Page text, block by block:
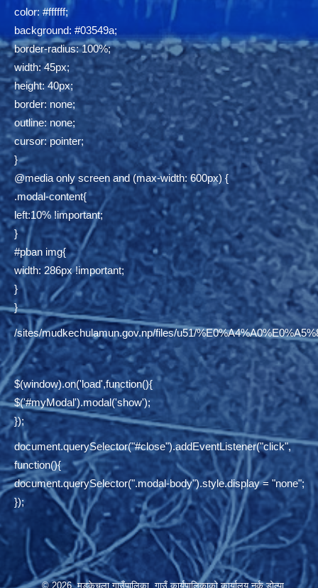
color: #ffffff;
background: #03549a;
border-radius: 100%;
width: 45px;
height: 40px;
border: none;
outline: none;
cursor: pointer;
}
@media only screen and (max-width: 600px) {
.modal-content{
left:10% !important;
}
#pban img{
width: 286px !important;
}
}
/sites/mudkechulamun.gov.np/files/u51/
$(window).on('load',function(){
$('#myModal').modal('show');
});
document.querySelector("#close").addEventListener("click",
function(){
document.querySelector(".modal-body").style.display = "none";
});
© 2026 मुड्केचुला गाउँपालिका, गाउँ कार्यपालिकाको कार्यालय,नर्कु,डोल्पा